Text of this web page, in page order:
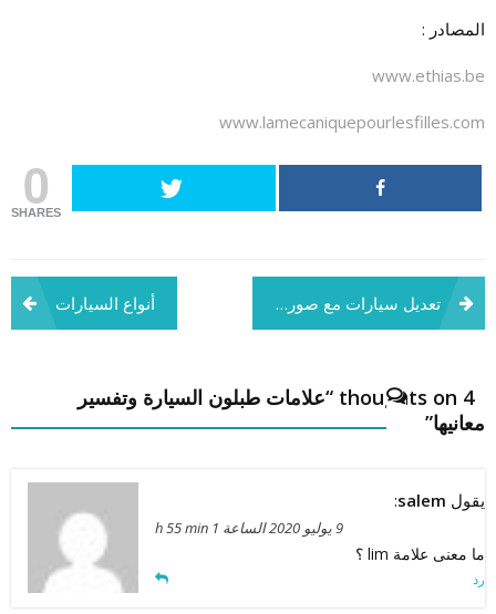
المصادر :
www.ethias.be
www.lamecaniquepourlesfilles.com
0
SHARES
تصفّح
المقالات
أنواع السيارات تعديل سيارات مع صور حصرية
4 thoughts on “
علامات طبلون السيارة وتفسير
معانيها”
يقول salem
:
9 يوليو 2020 الساعة 1 h 55 min
ما معنى علامة lim ؟
رد